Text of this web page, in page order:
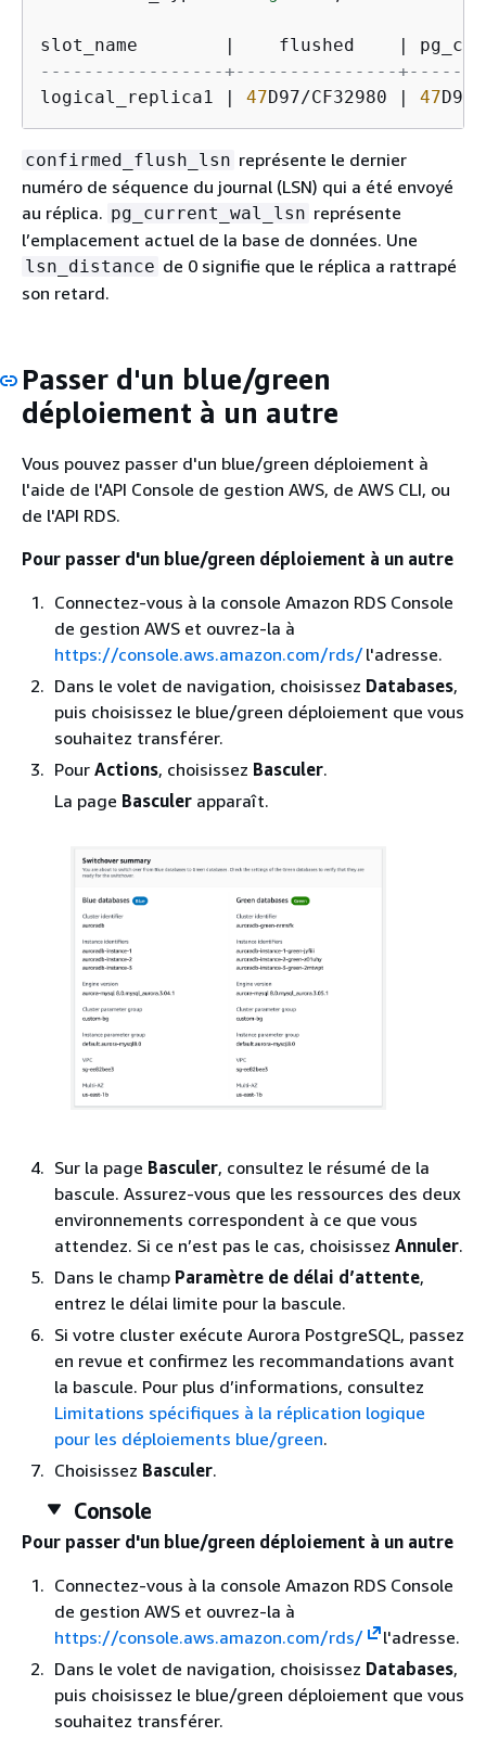
slot_name |
    flushed
|
-----------------+---------------
logical_replica1
| 47D97/CF32980 | 47D97
confirmed_flush_lsn représente le dernier
numéro de séquence du journal (LSN) qui a été envoyé
au réplica. pg_current_wal_lsn représente
l’emplacement actuel de la base de données. Une
lsn_distance de 0 signifie que le réplica a rattrapé
son retard.
Passer d'un blue/green
déploiement à un autre
Vous pouvez passer d'un blue/green déploiement à
l'aide de l'API Console de gestion AWS, de AWS CLI, ou
de l'API RDS.
Pour passer d'un blue/green déploiement à un autre
Connectez-vous à la console Amazon RDS Console
de gestion AWS et ouvrez-la à
https://console.aws.amazon.com/rds/l'adresse.
Dans le volet de navigation, choisissez Databases,
puis choisissez le blue/green déploiement que vous
souhaitez transférer.
Pour Actions, choisissez Basculer.
La page Basculer apparaît.
Sur la page Basculer, consultez le résumé de la
bascule. Assurez-vous que les ressources des deux
environnements correspondent à ce que vous
attendez. Si ce n’est pas le cas, choisissez Annuler.
Dans le champ Paramètre de délai d’attente,
entrez le délai limite pour la bascule.
Si votre cluster exécute Aurora PostgreSQL, passez
en revue et confirmez les recommandations avant
la bascule. Pour plus d’informations, consultez
Limitations spécifiques à la réplication logique
pour les déploiements blue/green.
Choisissez Basculer.
Console
Pour passer d'un blue/green déploiement à un autre
Connectez-vous à la console Amazon RDS Console
de gestion AWS et ouvrez-la à
https://console.aws.amazon.com/rds/
l'adresse.
Dans le volet de navigation, choisissez Databases,
puis choisissez le blue/green déploiement que vous
souhaitez transférer.